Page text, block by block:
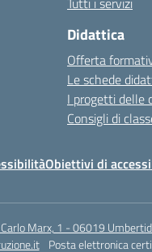
Didattica
Offerta
Le schede
I progetti delle
Consigli di
Obiettivi di
Carlo Marx, 1 - 06019
Posta elettronica